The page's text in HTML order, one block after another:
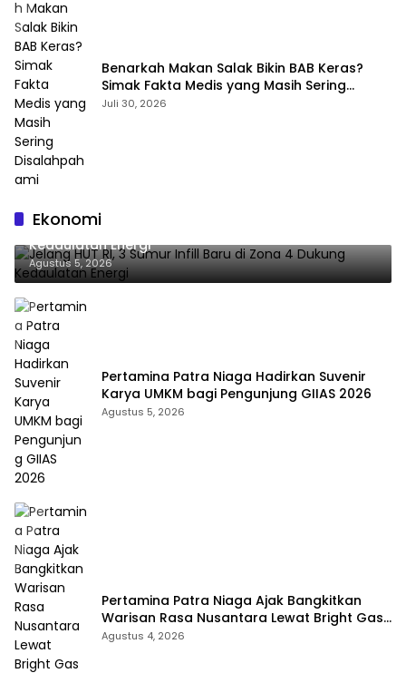
Benarkah Makan Salak Bikin BAB Keras?
Simak Fakta Medis yang Masih Sering
Disalahpahami
Juli 30, 2026
Ekonomi
Jelang HUT RI, 3 Sumur Infill Baru di Zona 4 Dukung
Kedaulatan Energi
Agustus 5, 2026
Pertamina Patra Niaga Hadirkan Suvenir
Karya UMKM bagi Pengunjung GIIAS 2026
Agustus 5, 2026
Pertamina Patra Niaga Ajak Bangkitkan
Warisan Rasa Nusantara Lewat Bright Gas
Cooking Competition 2026
Agustus 4, 2026